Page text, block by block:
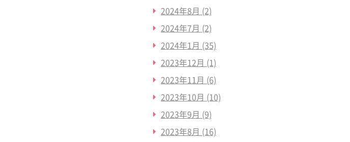
2024年8月 (2)
2024年7月 (2)
2024年1月 (35)
2023年12月 (1)
2023年11月 (6)
2023年10月 (10)
2023年9月 (9)
2023年8月 (16)